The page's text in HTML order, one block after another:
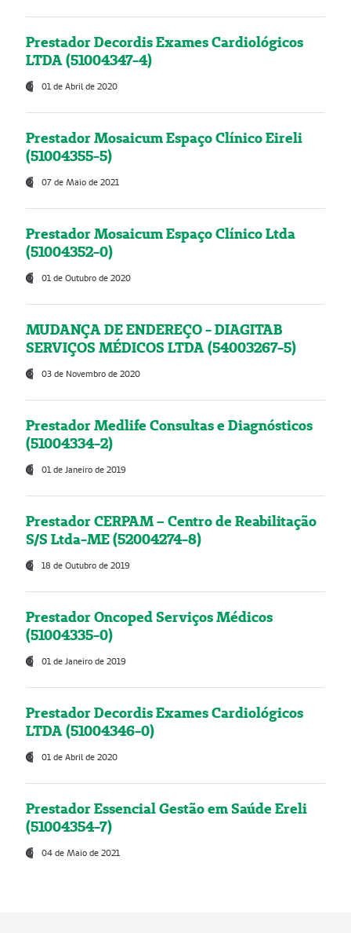
Prestador Decordis Exames Cardiológicos
LTDA (51004347-4)
01 de Abril de 2020
Prestador Mosaicum Espaço Clínico Eireli
(51004355-5)
07 de Maio de 2021
Prestador Mosaicum Espaço Clínico Ltda
(51004352-0)
01 de Outubro de 2020
MUDANÇA DE ENDEREÇO - DIAGITAB
SERVIÇOS MÉDICOS LTDA (54003267-5)
03 de Novembro de 2020
Prestador Medlife Consultas e Diagnósticos
(51004334-2)
01 de Janeiro de 2019
Prestador CERPAM – Centro de Reabilitação
S/S Ltda-ME (52004274-8)
18 de Outubro de 2019
Prestador Oncoped Serviços Médicos
(51004335-0)
01 de Janeiro de 2019
Prestador Decordis Exames Cardiológicos
LTDA (51004346-0)
01 de Abril de 2020
Prestador Essencial Gestão em Saúde Ereli
(51004354-7)
04 de Maio de 2021